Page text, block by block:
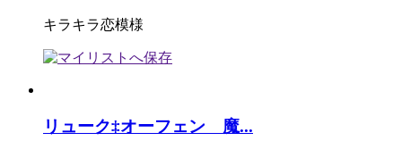
キラキラ恋模様
リューク‡オーフェン 魔...